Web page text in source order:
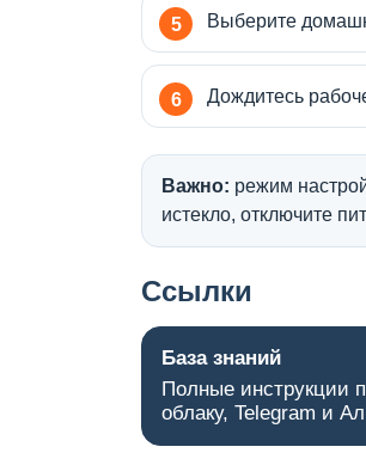
Выберите
Дождитесь
Важно: режим
истекло, отключите
Ссылки
База знаний
Полные инструкции
облаку, Telegram и